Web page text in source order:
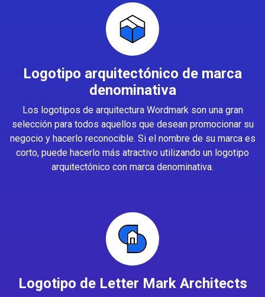
Logotipo arquitectónico de marca
denominativa
Los logotipos de arquitectura Wordmark son una gran
selección para todos aquellos que desean promocionar su
negocio y hacerlo reconocible. Si el nombre de su marca es
corto, puede hacerlo más atractivo utilizando un logotipo
arquitectónico con marca denominativa.
Logotipo de Letter Mark Architects